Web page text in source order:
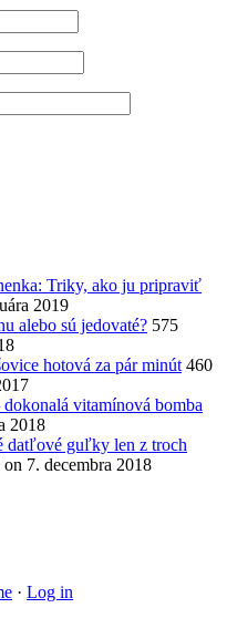
Triky, ako ju pripraviť
2019
alebo sú jedovaté? 575
hotová za pár minút 460
vitamínová bomba
2018
datľové guľky len z troch
on 7. decembra 2018
· Log in